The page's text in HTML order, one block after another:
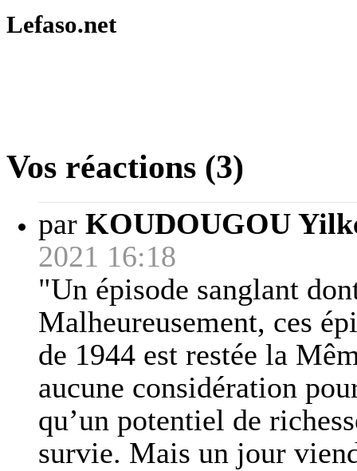
Lefaso.net
Vos réactions (3)
par KOUDOUGOU
2021 16:18
"Un épisode sanglant
Malheureusement, ces
de 1944 est restée la
aucune considération
qu’un potentiel de
survie. Mais un jour